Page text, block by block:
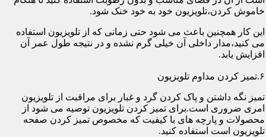
خاموش کردن،تلویزیون خود به خود خنک شود.
این کار همچنین باعث می شود حتی زمانی که از تلویزیون استفاده
می کنید،مدار داخلی آن خیلی گرم نشده و در نتیجه طول عمر آن
افزایش یابد.
۶.تمیز کردن مداوم تلویزیون
تمیز نگه داشتن و پاک کردن گرد و غبار برای مراقبت از تلویزیون
امری ضروری است.برای تمیز کردن تلویزیون توصیه می شود از
محصولات و پارچه های با کیفیت که مخصوص تمیز کردن صفحه
تلویزیون است استفاده کنید.